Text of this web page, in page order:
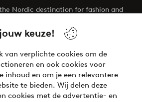
keuze!
van verplichte cookies om de
en ook cookies voor
inhoud en om je een relevantere
te bieden. Wij delen deze
cookies met de advertentie- en
Nordic destination for fashion and
Your next inspiring look is here!